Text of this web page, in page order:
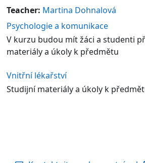
Teacher: Martina Dohnalová
Psychologie a komunikace
V kurzu budou mít žáci a studenti
materiály a úkoly k předmětu
Vnitřní lékařství
Studijní materiály a úkoly k